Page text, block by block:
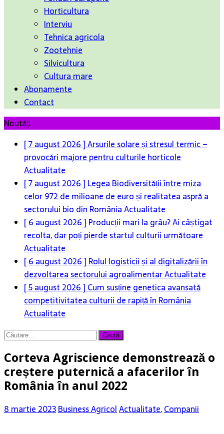
Horticultura
Interviu
Tehnica agricola
Zootehnie
Silvicultura
Cultura mare
Abonamente
Contact
Noutăți
[ 7 august 2026 ]Arsurile solare și stresul termic –
provocări majore pentru culturile horticole
Actualitate
[ 7 august 2026 ] Legea Biodiversității între miza
celor 972 de milioane de euro și realitatea aspră a
sectorului bio din RomâniaActualitate
[ 6 august 2026 ] Producții mari la grâu? Ai câștigat
recolta, dar poți pierde startul culturii următoare
Actualitate
[ 6 august 2026 ] Rolul logisticii și al digitalizării în
dezvoltarea sectorului agroalimentarActualitate
[ 5 august 2026 ] Cum susține genetica avansată
competitivitatea culturii de rapiță în România
Actualitate
Caută
Corteva Agriscience demonstrează o
creștere puternică a afacerilor în
România în anul 2022
8 martie 2023Business AgricolActualitate,Companii